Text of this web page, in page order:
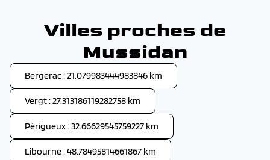
Villes proches de
Mussidan
Bergerac : 21.079983444983846 km
Vergt : 27.313186119282758 km
Périgueux : 32.66629545759227 km
Libourne : 48.78495814661867 km